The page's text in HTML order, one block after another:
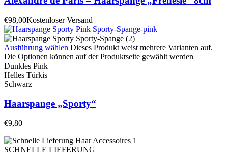
€98,00Kostenloser Versand
Ausführung wählen Dieses Produkt weist mehrere Varianten auf.
Die Optionen können auf der Produktseite gewählt werden
Dunkles Pink
Helles Türkis
Schwarz
Haarspange „Sporty“
€9,80
SCHNELLE LIEFERUNG